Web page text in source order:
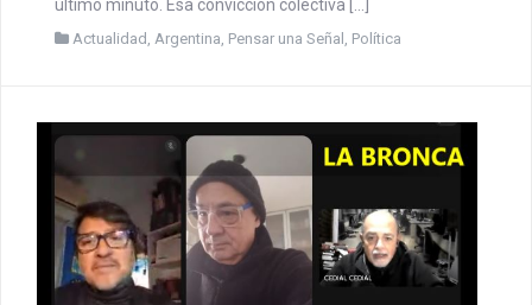
equipo no abandona cuando el marcador está en contra.
Corre, resiste, se organiza y pelea cada pelota hasta el
último minuto. Esa convicción colectiva […]
Actualidad , Argentina,Pensar una Señal,Política